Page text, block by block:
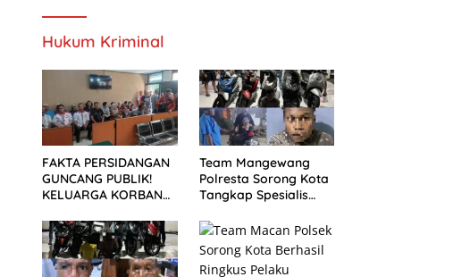
Hukum Kriminal
FAKTA PERSIDANGAN
GUNCANG PUBLIK!
KELUARGA KORBAN
SETELAH SIDANG
TUNTUTAN DITUNDA
Team Mangewang
Polresta Sorong Kota
Tangkap Spesialis
Akui Curi 29 Sepeda
Motor